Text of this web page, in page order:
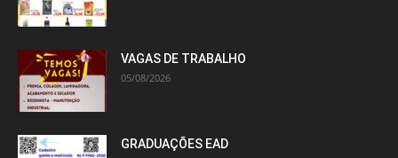
VAGAS DE TRABALHO
05/08/2026
GRADUAÇÕES EAD